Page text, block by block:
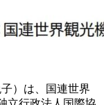
）は、国連世界